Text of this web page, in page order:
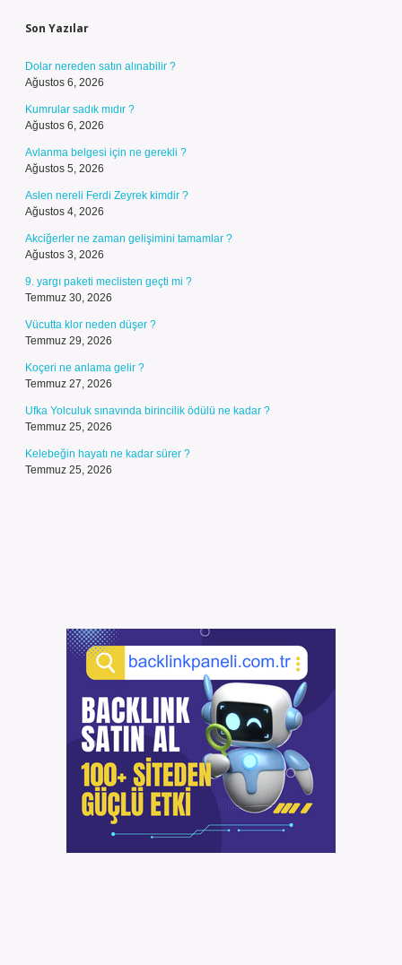
Son Yazılar
Dolar nereden satın alınabilir ?
Ağustos 6, 2026
Kumrular sadık mıdır ?
Ağustos 6, 2026
Avlanma belgesi için ne gerekli ?
Ağustos 5, 2026
Aslen nereli Ferdi Zeyrek kimdir ?
Ağustos 4, 2026
Akciğerler ne zaman gelişimini tamamlar ?
Ağustos 3, 2026
9. yargı paketi meclisten geçti mi ?
Temmuz 30, 2026
Vücutta klor neden düşer ?
Temmuz 29, 2026
Koçeri ne anlama gelir ?
Temmuz 27, 2026
Ufka Yolculuk sınavında birincilik ödülü ne kadar ?
Temmuz 25, 2026
Kelebeğin hayatı ne kadar sürer ?
Temmuz 25, 2026